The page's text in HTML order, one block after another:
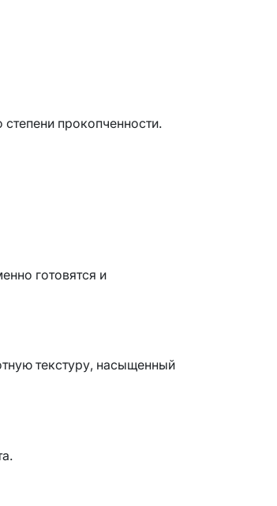
прокопченности.
готовятся и
текстуру, насыщенный